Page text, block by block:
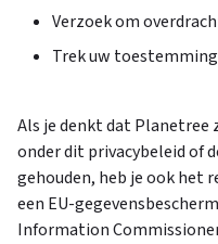
Verzoek om
Trek uw
Als je denkt dat
onder dit privacybeleid of
gehouden, heb je ook het
een EU-
Information